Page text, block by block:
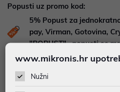
Popusti uz promo kod:
5% Popust za
pay, Virman, Gotovina,
"POPUST" , popusti se
Dodajte u košaricu
www.mikronis.hr
Nužni